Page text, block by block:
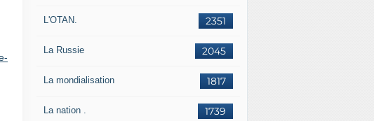
2351
L'OTAN.
2045
La Russie
1817
La mondialisation
1739
La nation .